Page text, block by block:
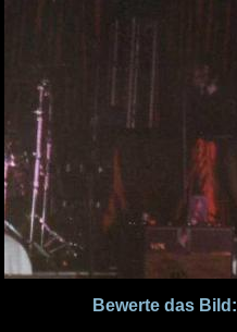
Bewerte das Bild: